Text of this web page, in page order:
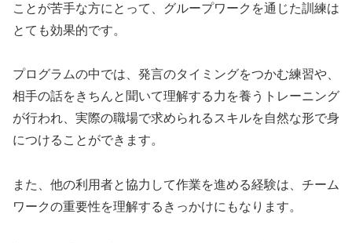
ことが苦手な方にとって、グループワークを通じた訓練は
とても効果的です。
プログラムの中では、発言のタイミングをつかむ練習や、
相手の話をきちんと聞いて理解する力を養うトレーニング
が行われ、実際の職場で求められるスキルを自然な形で身
につけることができます。
また、他の利用者と協力して作業を進める経験は、チーム
ワークの重要性を理解するきっかけにもなります。